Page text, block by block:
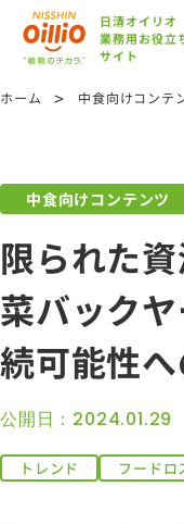
日清オイリオ
業務用お役立
サイト
ホーム > 中食向けコンテ
中食向けコンテンツ
限られた
菜バック
続可能性
公開日：2024.01.29
トレンド フードロ